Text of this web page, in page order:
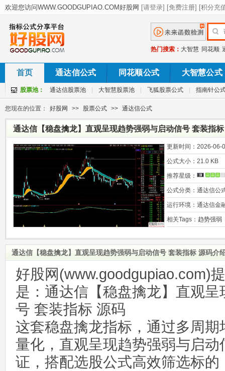
热门搜索： 大智慧 同花顺
首页 通达信公式 同花顺公式 大智慧公式
股票池： 通达信股票池 大智慧股票池 飞狐股票公式 指南针公
您现在的位置： 好股网 >> 股票公式 >> 通达信公式
通达信【稳盘擒龙】直观呈现趋势强弱与启动信号 套装指
更新时间： 2026-06-
公式大小： 21.0 KB
推荐星级：
公式分类： 通达信公
运行环境： 通达信金
相关Tags： 趋势强弱
通达信【稳盘擒龙】直观呈现趋势强弱与启动信号 套装指标 源码介
好股网(www.goodgupiao.com)
是：通达信【稳盘擒龙】直观
号 套装指标 源码
这套稳盘擒龙指标，通过多周
量化，直观呈现趋势强弱与启
证，搭配选股公式高效筛选标